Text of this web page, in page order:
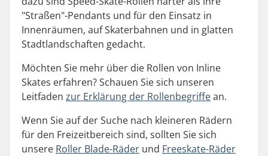
"Straßen"-Pendants und für den Einsatz in
Innenräumen, auf Skaterbahnen und in glatten
Stadtlandschaften gedacht.
Möchten Sie mehr über die Rollen von Inline
Skates erfahren? Schauen Sie sich unseren
Leitfaden zur Erklärung der Rollenbegriffean.
Wenn Sie auf der Suche nach kleineren Rädern
für den Freizeitbereich sind, sollten Sie sich
unsere Roller Blade-Räder und Freeskate-Räder